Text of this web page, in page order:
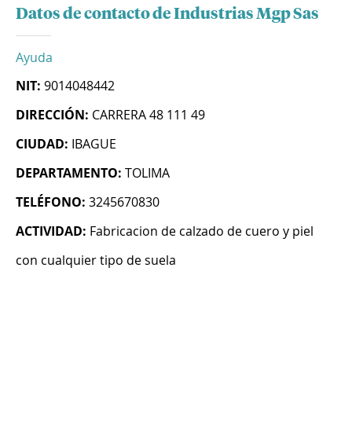
Datos de contacto de Industrias Mgp Sas
Ayuda
NIT: 9014048442
DIRECCIÓN: CARRERA 48 111 49
CIUDAD: IBAGUE
DEPARTAMENTO: TOLIMA
TELÉFONO: 3245670830
ACTIVIDAD: Fabricacion de calzado de cuero y piel
con cualquier tipo de suela